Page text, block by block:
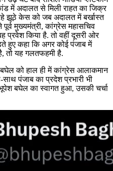
में अदालत से मिली राहत का जिक्र
झूठे केस को जब अदालत में बर्खास्त
मुख्यमंत्री, कांग्रेस महासचिव
किया है. तो वहीं दूसरी ओर
हुए कहा कि अगर कोई पंजाब में
तो यह गलतफहमी है.
बघेल को हाल ही में कांग्रेस आलाकमान
पंजाब का प्रदेश प्रभारी भी
बघेल का स्वागत हुआ, उसकी चर्चा